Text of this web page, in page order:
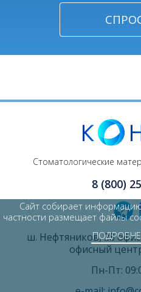
Стоматологические
8 (800)
ш. Нефтяников, 28
офисный
Пн-Пт:
Сайт собирает
частности размещает файлы